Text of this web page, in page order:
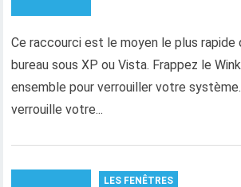
Ce raccourci est le moyen le plus rapide
bureau sous XP ou Vista. Frappez le
ensemble pour verrouiller votre
verrouille votre...
LES FENÊTRES